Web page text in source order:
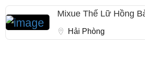
Mixue Thế Lữ Hồng
Hải Phòng